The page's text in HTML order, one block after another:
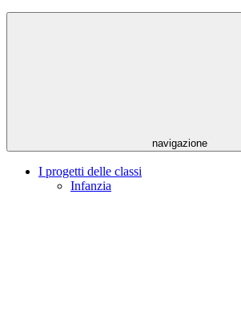
navigazione
I progetti delle classi
Infanzia